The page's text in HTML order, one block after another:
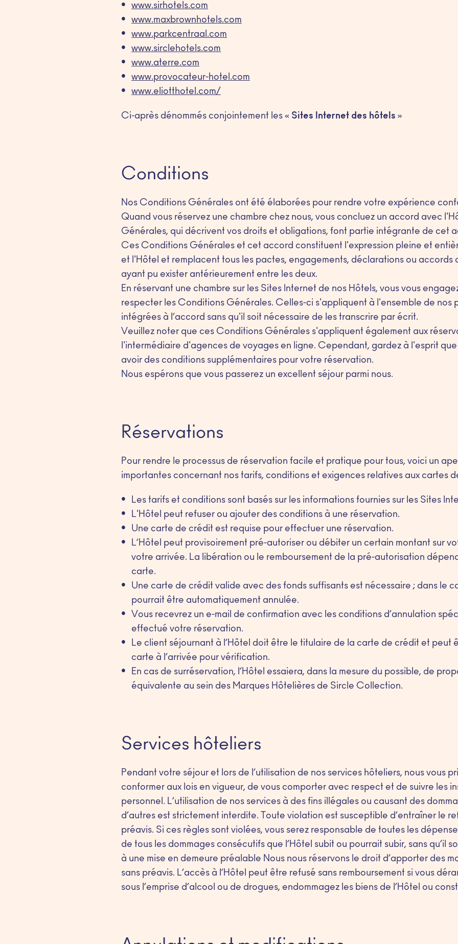
www.sirhotels.com
www.maxbrownhotels.com
www.parkcentraal.com
www.sirclehotels.com
www.aterre.com
www.provocateur-hotel.com
www.eliotthotel.com/
Ci-après dénommés conjointement les « Sites Internet des hôtels »
Conditions
Nos Conditions Générales ont été élaborées pour rendre votre expérience
Quand vous réservez une chambre chez nous, vous concluez un accord avec
Générales, qui décrivent vos droits et obligations, font partie intégrante de cet
Ces Conditions Générales et cet accord constituent l'expression pleine et
et l'Hôtel et remplacent tous les pactes, engagements, déclarations ou accords
ayant pu exister antérieurement entre les deux.
En réservant une chambre sur les Sites Internet de nos Hôtels, vous vous
respecter les Conditions Générales. Celles-ci s'appliquent à l'ensemble de nos
intégrées à l’accord sans qu'il soit nécessaire de les transcrire par écrit.
Veuillez noter que ces Conditions Générales s'appliquent également aux
l'intermédiaire d'agences de voyages en ligne. Cependant, gardez à l'esprit
avoir des conditions supplémentaires pour votre réservation.
Nous espérons que vous passerez un excellent séjour parmi nous.
Réservations
Pour rendre le processus de réservation facile et pratique pour tous, voici un
importantes concernant nos tarifs, conditions et exigences relatives aux cartes
Les tarifs et conditions sont basés sur les informations fournies sur les Sites
L'Hôtel peut refuser ou ajouter des conditions à une réservation.
Une carte de crédit est requise pour effectuer une réservation.
L’Hôtel peut provisoirement pré-autoriser ou débiter un certain montant sur
votre arrivée. La libération ou le remboursement de la pré-autorisation
carte.
Une carte de crédit valide avec des fonds suffisants est nécessaire ; dans le
pourrait être automatiquement annulée.
Vous recevrez un e-mail de confirmation avec les conditions d’annulation
effectué votre réservation.
Le client séjournant à l’Hôtel doit être le titulaire de la carte de crédit et peut
carte à l’arrivée pour vérification.
En cas de surréservation, l’Hôtel essaiera, dans la mesure du possible, de
équivalente au sein des Marques Hôtelières de Sircle Collection.
Services hôteliers
Pendant votre séjour et lors de l’utilisation de nos services hôteliers, nous vous
conformer aux lois en vigueur, de vous comporter avec respect et de suivre les
personnel. L’utilisation de nos services à des fins illégales ou causant des
d’autres est strictement interdite. Toute violation est susceptible d’entraîner le
préavis. Si ces règles sont violées, vous serez responsable de toutes les
de tous les dommages consécutifs que l’Hôtel subit ou pourrait subir, sans qu’il
à une mise en demeure préalable Nous nous réservons le droit d’apporter des
sans préavis. L’accès à l’Hôtel peut être refusé sans remboursement si vous
sous l’emprise d’alcool ou de drogues, endommagez les biens de l’Hôtel ou